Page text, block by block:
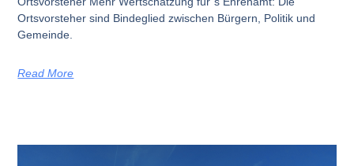
Ortsvorsteher sind Bindeglied zwischen Bürgern, Politik und
Gemeinde.
Read More